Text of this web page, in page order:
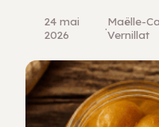
24 mai
2026
·Maëlle-
Vernillat